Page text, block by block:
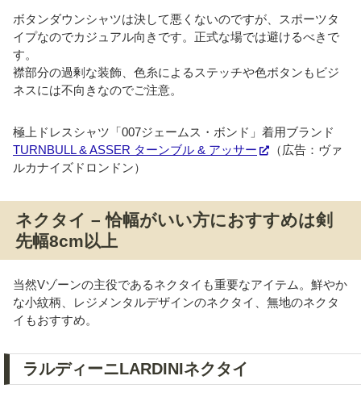
ボタンダウンシャツは決して悪くないのですが、スポーツタ
イプなのでカジュアル向きです。正式な場では避けるべきで
す。
襟部分の過剰な装飾、色糸によるステッチや色ボタンもビジ
ネスには不向きなのでご注意。
極上ドレスシャツ「007ジェームス・ボンド」着用ブランド
TURNBULL & ASSER ターンブル & アッサー
（広告：ヴァ
ルカナイズドロンドン）
ネクタイ – 恰幅がいい方におすすめは剣
先幅8cm以上
当然Vゾーンの主役であるネクタイも重要なアイテム。鮮やか
な小紋柄、レジメンタルデザインのネクタイ、無地のネクタ
イもおすすめ。
ラルディーニLARDINIネクタイ